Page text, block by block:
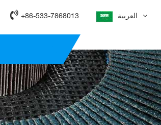
+86-533-7868013 العربية